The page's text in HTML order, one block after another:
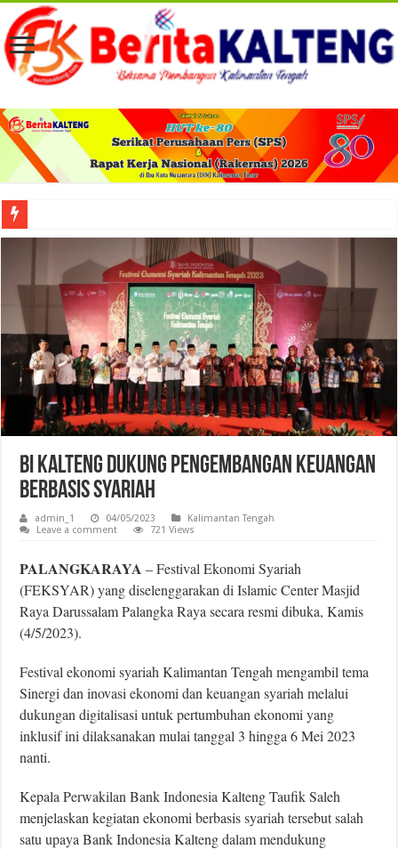
Viral! Selama Dua Bulan Lebih Siltap Serta Tunjangan Pemdes dan BPD di
BI Kalteng Dukung Pengembangan Keuangan
Berbasis Syariah
admin_1 04/05/2023
Kalimantan Tengah
Leave a comment
721 Views
PALANGKARAYA – Festival Ekonomi Syariah
(FEKSYAR) yang diselenggarakan di Islamic Center Masjid
Raya Darussalam Palangka Raya secara resmi dibuka, Kamis
(4/5/2023).
Festival ekonomi syariah Kalimantan Tengah mengambil tema
Sinergi dan inovasi ekonomi dan keuangan syariah melalui
dukungan digitalisasi untuk pertumbuhan ekonomi yang
inklusif ini dilaksanakan mulai tanggal 3 hingga 6 Mei 2023
nanti.
Kepala Perwakilan Bank Indonesia Kalteng Taufik Saleh
menjelaskan kegiatan ekonomi berbasis syariah tersebut salah
satu upaya Bank Indonesia Kalteng dalam mendukung